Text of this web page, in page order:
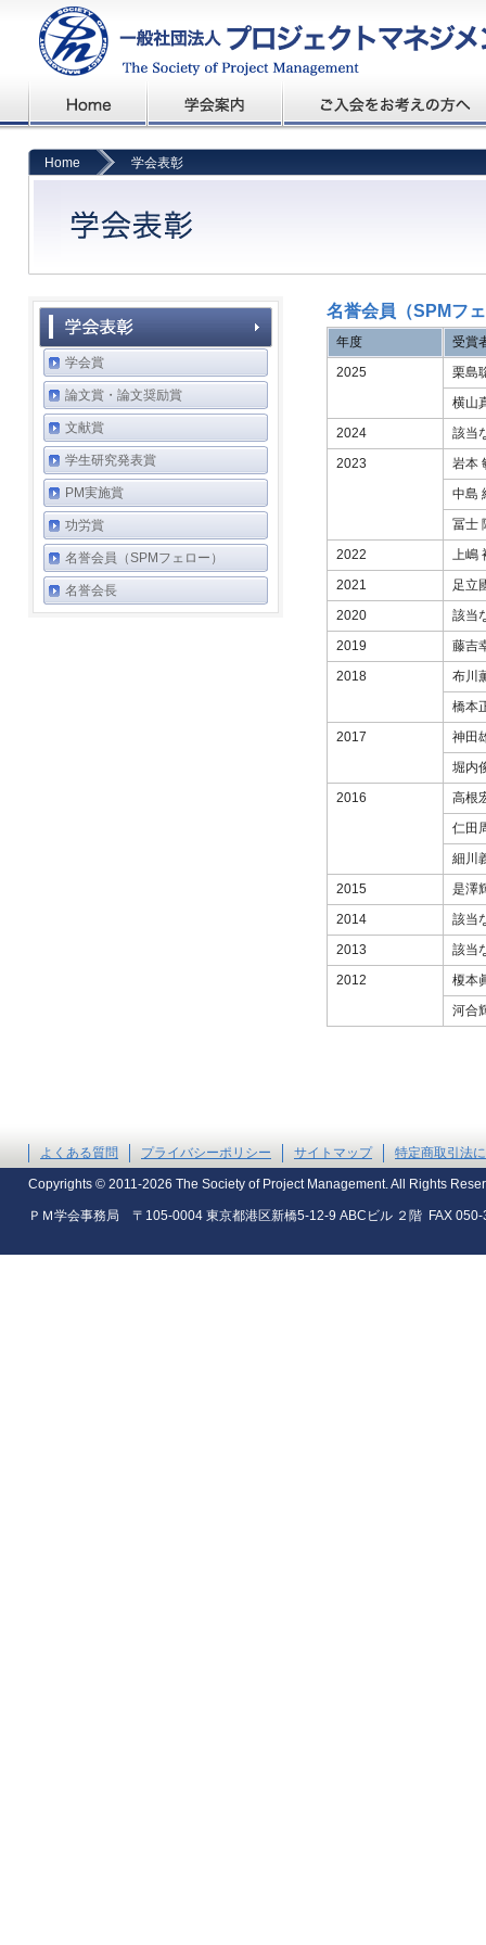
Home 学会表彰
学会賞
論文賞・論文奨励賞
文献賞
学生研究発表賞
PM実施賞
功労賞
名誉会員（SPMフェロー）
名誉会長
名誉会員（SPMフ
年度
受賞
2025
栗島
横山
2024
該当
2023
岩本
中島
冨士
2022
上嶋
2021
足立
2020
該当
2019
藤吉
2018
布川
橋本
2017
神田
堀内
2016
高根
仁田
細川
2015
是澤
2014
該当
2013
該当
2012
榎本
河合
よくある質問 プライバシーポリシー サイトマップ 特定商取引法
Copyrights © 2011-2026 The Society of Project Management. All Rights
ＰＭ学会事務局 〒105-0004 東京都港区新橋5-12-9 ABCビル ２階 FAX